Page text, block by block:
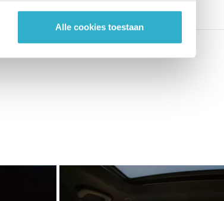
Alle cookies toestaan
Bekijk details